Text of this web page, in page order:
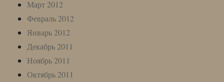
Март 2012
Февраль 2012
Январь 2012
Декабрь 2011
Ноябрь 2011
Октябрь 2011